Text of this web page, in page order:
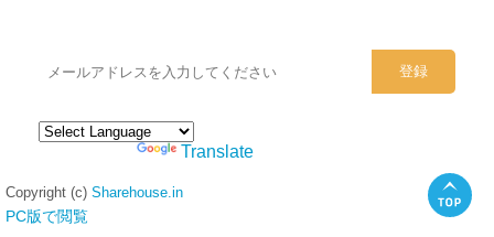
Translate
Copyright (c) Sharehouse.in
PC版で閲覧